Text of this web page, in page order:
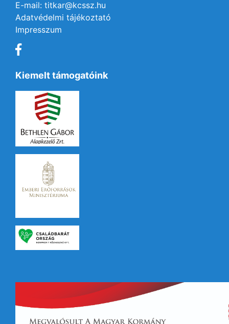
E-mail: titkar@kcssz.hu
Adatvédelmi tájékoztató
Impresszum
Kiemelt támogatóink